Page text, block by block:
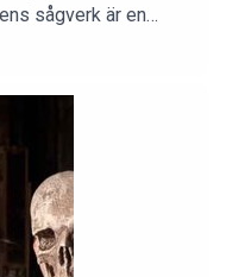
sågverk är en
till Sälen för att
hävdar att han är
tog över VD-
för fyra år sedan -
berättar om hur
hur
i den gröna
i att som ung
Välkommen till
Larsson.